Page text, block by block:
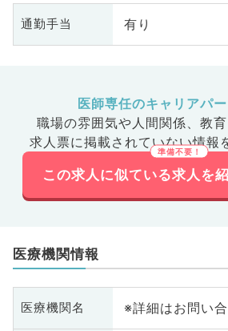
通勤手当 有り
医師専任のキャリアパ
職場の雰囲気や人間関係、 教
求人票に掲載されていない情報
この求人に似ている求人を
医療機関情報
医療機関名 ※詳細はお問い